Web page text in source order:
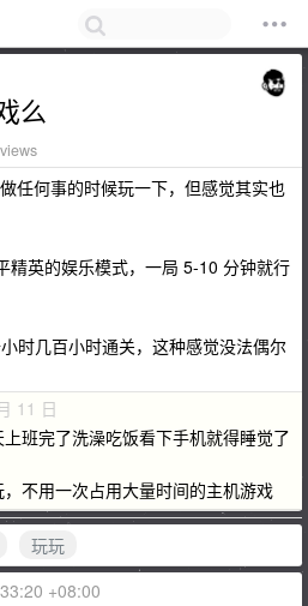
么
任何事的时候玩一下，但感觉其实也
精英的娱乐模式，一局 5-10 分钟就行
时几百小时通关，这种感觉没法偶尔
11 日
班完了洗澡吃饭看下手机就得睡觉了
不用一次占用大量时间的主机游戏
玩玩
+08:00